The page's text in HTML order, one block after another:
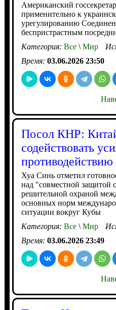
Американский
применительно к
урегулированию
беспристрастным
Категория: Все\Мир
Время: 03.06.2026 23:50
Посол КНР:
содействовать
Хуа Синь отметил
над "совместной защитой
решительной охраной
основных норм
ситуации вокруг Кубы
Категория: Все\Мир
Время: 03.06.2026 23:49